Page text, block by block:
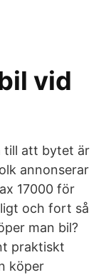
vid
till att bytet är
annonserar
17000 för
och fort så
man bil?
praktiskt
köper